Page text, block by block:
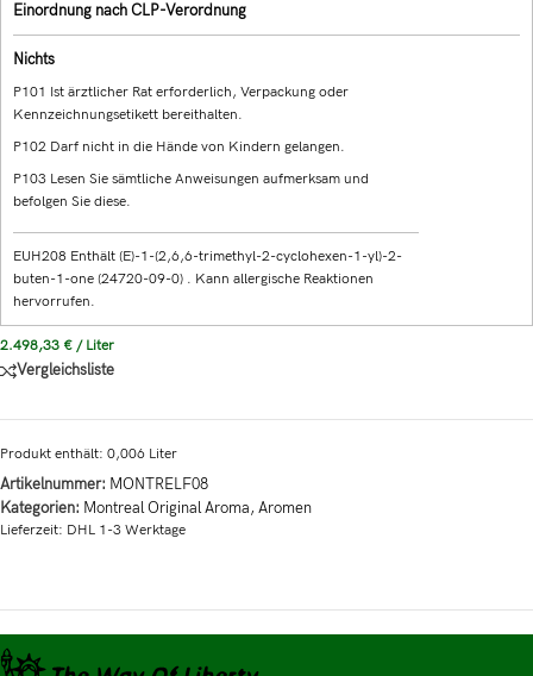
Einordnung nach CLP-Verordnung
Nichts
P101 Ist ärztlicher Rat erforderlich, Verpackung oder
Kennzeichnungsetikett bereithalten.
P102 Darf nicht in die Hände von Kindern gelangen.
P103 Lesen Sie sämtliche Anweisungen aufmerksam und
befolgen Sie diese.
EUH208 Enthält (E)-1-(2,6,6-trimethyl-2-cyclohexen-1-yl)-2-
buten-1-one (24720-09-0) . Kann allergische Reaktionen
hervorrufen.
2.498,33 € / Liter
Vergleichsliste
Produkt enthält: 0,006 Liter
Artikelnummer: MONTRELF08
Kategorien: Montreal Original Aroma,Aromen
Lieferzeit: DHL 1-3 Werktage